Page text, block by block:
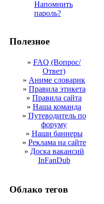
Напомнить
пароль?
Полезное
» FAQ (Вопрос/
Ответ)
» Аниме словарик
» Правила этикета
» Правила сайта
» Наша команда
» Путеводитель по
форуму
» Наши баннеры
» Реклама на сайте
» Доска вакансий
InFanDub
Облако тегов